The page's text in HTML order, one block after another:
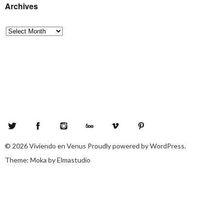
Archives
Archives
© 2026Viviendo en Venus Proudly powered byWordPress.
Theme: Moka byElmastudio